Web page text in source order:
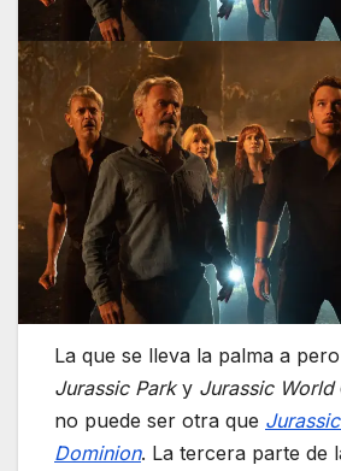
La que se lleva la palma a
Jurassic Parky Jurassic World
no puede ser otra que
Dominion. La tercera parte de